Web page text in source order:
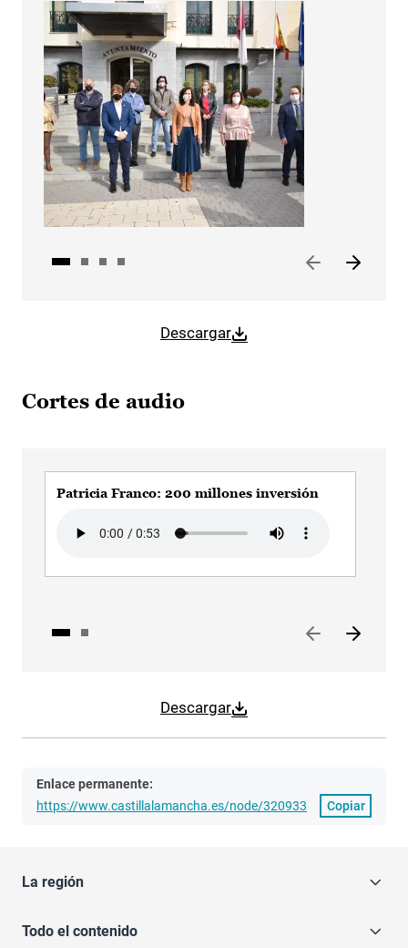
Descargar
Cortes de audio
Descargar
Patricia Franco: 200 millones inversión
Enlace permanente:
https://www.castillalamancha.es/node/320933
Copiar
La región
Todo el contenido